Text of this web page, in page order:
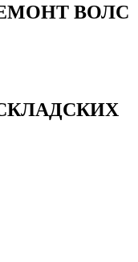
ВОЛС